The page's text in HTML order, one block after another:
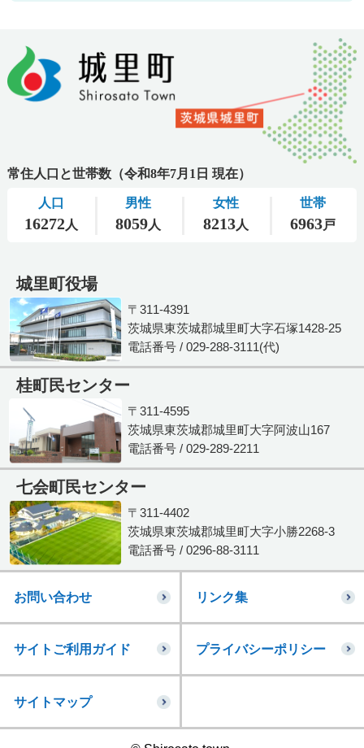
城里町役場
〒311-4391
茨城県東茨城郡城里町大字石塚1428-25
電話番号 / 029-288-3111(代)
桂町民センター
〒311-4595
茨城県東茨城郡城里町大字阿波山167
電話番号 / 029-289-2211
七会町民センター
〒311-4402
茨城県東茨城郡城里町大字小勝2268-3
電話番号 / 0296-88-3111
お問い合わせ リンク集
サイトご利用ガイド プライバシーポリシー
サイトマップ